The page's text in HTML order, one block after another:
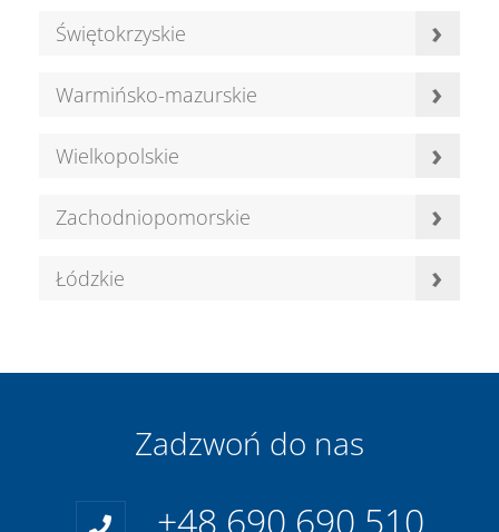
Świętokrzyskie ›
Warmińsko-mazurskie ›
Wielkopolskie ›
Zachodniopomorskie ›
Łódzkie ›
Zadzwoń do nas
+48 690 690 510